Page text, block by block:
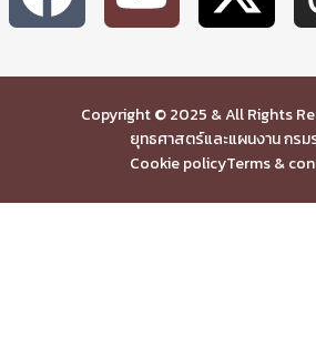
Copyright © 2025 & All Rights
ยุทธศาสตร์และแผนงาน กร
Cookie policyTerms &